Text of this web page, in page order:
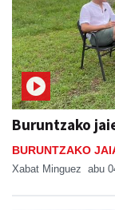
Buruntzako
BURUNTZAKO
Xabat Minguez abu